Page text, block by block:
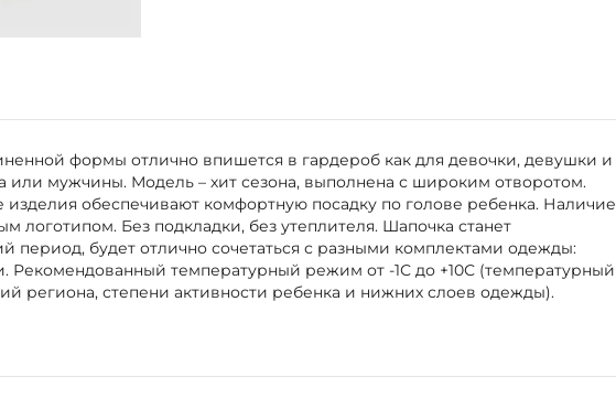
формы отлично впишется в гардероб как для девочки, девушки и
или мужчины. Модель – хит сезона, выполнена с широким отворотом.
обеспечивают комфортную посадку по голове ребенка. Наличие
Без подкладки, без утеплителя. Шапочка станет
период, будет отлично сочетаться с разными комплектами одежды:
Рекомендованный температурный режим от -1С до +10С (температурный
региона, степени активности ребенка и нижних слоев одежды).